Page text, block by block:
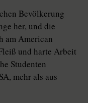
Bevölkerung
her, und die
am American
und harte Arbeit
Studenten
mehr als aus